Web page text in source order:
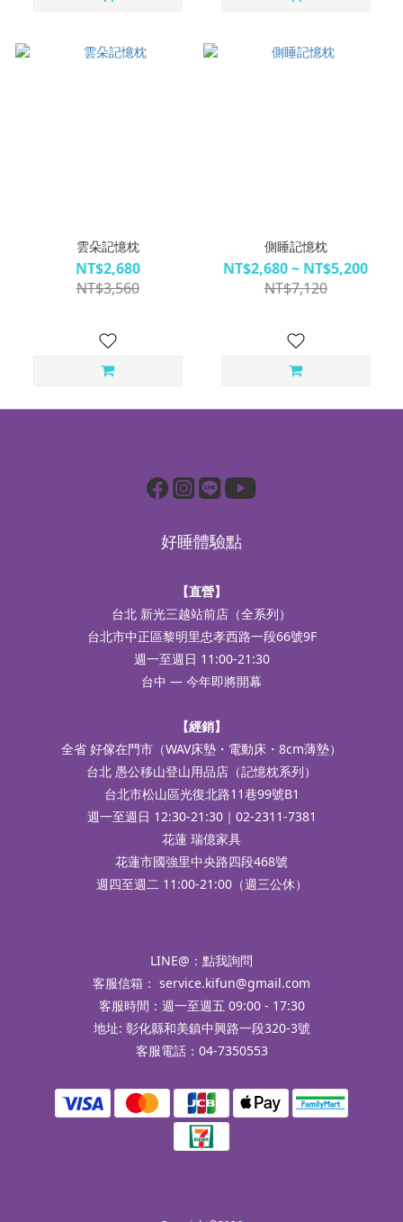
雲朵記憶枕
NT$2,680
NT$3,560
側睡記憶枕
NT$2,680 ~ NT$5,200
NT$7,120
好睡體驗點
【直營】
台北 新光三越站前店（全系列）
台北市中正區黎明里忠孝西路一段66號9F
週一至週日 11:00-21:30
台中 — 今年即將開幕
【經銷】
全省 好傢在門市（WAV床墊・電動床・8cm薄墊）
台北 愚公移山登山用品店（記憶枕系列）
台北市松山區光復北路11巷99號B1
週一至週日 12:30-21:30｜02-2311-7381
花蓮 瑞億家具
花蓮市國強里中央路四段468號
週四至週二 11:00-21:00（週三公休）
LINE@： 點我詢問
客服信箱： service.kifun@gmail.com
客服時間：週一至週五 09:00 - 17:30
地址: 彰化縣和美鎮中興路一段320-3號
客服電話：04-7350553